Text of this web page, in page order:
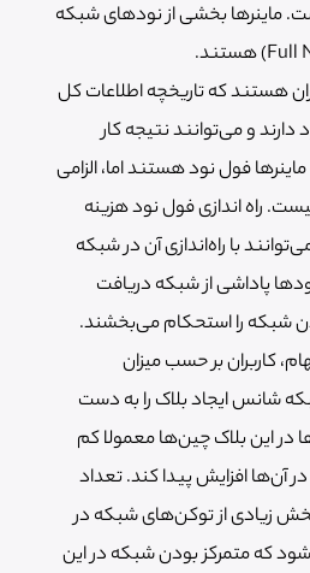
ماینر‌ها بخشی از نودهای شبکه
هستند که تاریخچه اطلاعات کل
و می‌توانند نتیجه کار
ماینرها فول نود هستند اما، الزامی
راه‌ اندازی فول نود هزینه
با راه‌اندازی آن در شبکه
پاداشی از شبکه دریافت
شبکه را استحکام می‌بخشند.
کاربران بر حسب میزان
شانس ایجاد بلاک را به دست
در این بلاک چین‌ها معمولا کم
آن‌ها افزایش پیدا کند. تعداد
زیادی از توکن‌های شبکه در
که متمرکز بودن شبکه در این